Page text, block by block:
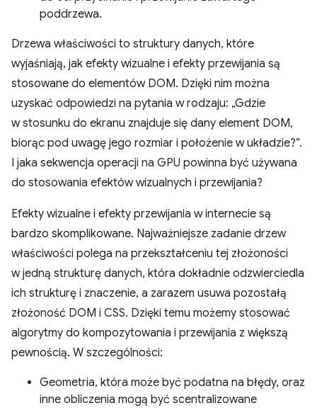
poddrzewa.
Drzewa właściwości to struktury danych, które
wyjaśniają, jak efekty wizualne i efekty przewijania są
stosowane do elementów DOM. Dzięki nim można
uzyskać odpowiedzi na pytania w rodzaju: „Gdzie
w stosunku do ekranu znajduje się dany element DOM,
biorąc pod uwagę jego rozmiar i położenie w układzie?”.
I jaka sekwencja operacji na GPU powinna być używana
do stosowania efektów wizualnych i przewijania?
Efekty wizualne i efekty przewijania w internecie są
bardzo skomplikowane. Najważniejsze zadanie drzew
właściwości polega na przekształceniu tej złożoności
w jedną strukturę danych, która dokładnie odzwierciedla
ich strukturę i znaczenie, a zarazem usuwa pozostałą
złożoność DOM i CSS. Dzięki temu możemy stosować
algorytmy do kompozytowania i przewijania z większą
pewnością. W szczególności:
Geometria, która może być podatna na błędy, oraz
inne obliczenia mogą być scentralizowane